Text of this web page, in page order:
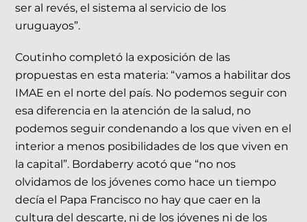
ser al revés, el sistema al servicio de los
uruguayos”.
Coutinho completó la exposición de las
propuestas en esta materia: “vamos a habilitar dos
IMAE en el norte del país. No podemos seguir con
esa diferencia en la atención de la salud, no
podemos seguir condenando a los que viven en el
interior a menos posibilidades de los que viven en
la capital”. Bordaberry acotó que “no nos
olvidamos de los jóvenes como hace un tiempo
decía el Papa Francisco no hay que caer en la
cultura del descarte, ni de los jóvenes ni de los